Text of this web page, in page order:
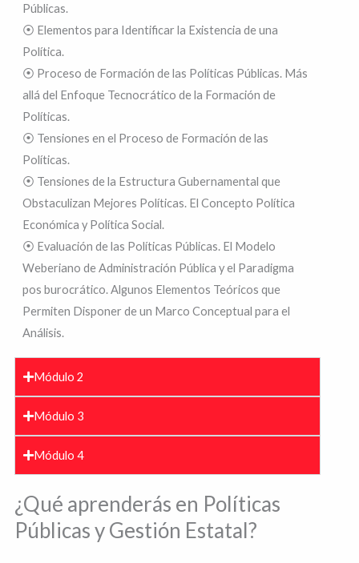
Públicas.
⦿ Elementos para Identificar la Existencia de una
Política.
⦿ Proceso de Formación de las Políticas Públicas. Más
allá del Enfoque Tecnocrático de la Formación de
Políticas.
⦿ Tensiones en el Proceso de Formación de las
Políticas.
⦿ Tensiones de la Estructura Gubernamental que
Obstaculizan Mejores Políticas. El Concepto Política
Económica y Política Social.
⦿ Evaluación de las Políticas Públicas. El Modelo
Weberiano de Administración Pública y el Paradigma
pos burocrático. Algunos Elementos Teóricos que
Permiten Disponer de un Marco Conceptual para el
Análisis.
Módulo 2
Módulo 3
Módulo 4
¿Qué aprenderás en Políticas
Públicas y Gestión Estatal?